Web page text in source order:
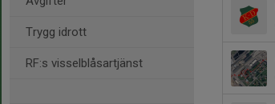
Trygg idrott
RF:s visselblåsartjänst